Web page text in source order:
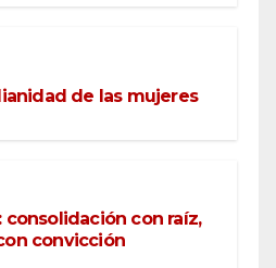
de las mujeres
consolidación con raíz,
convicción